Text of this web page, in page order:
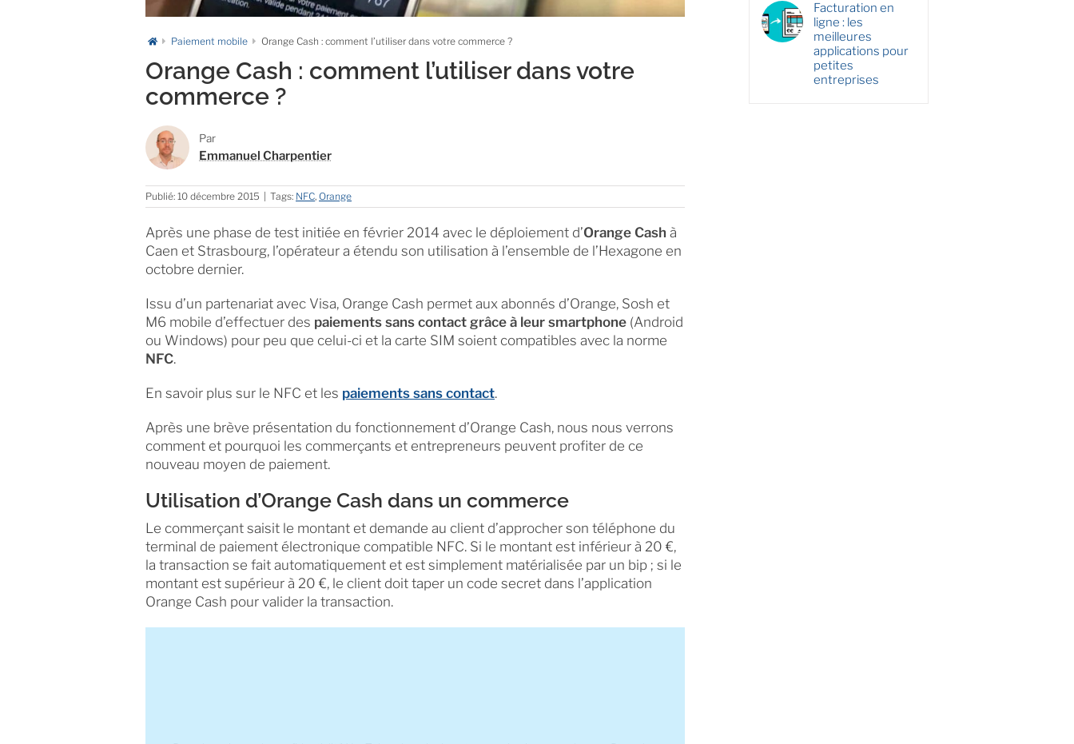
Paiement mobile Orange Cash : comment l’utiliser dans votre commerce ?
Orange Cash : comment l’utiliser dans votre
commerce ?
Par
Emmanuel Charpentier
Publié: 10 décembre 2015 Tags: NFC, Orange
Après une phase de test initiée en février 2014 avec le déploiement d’Orange Cash à
Caen et Strasbourg, l’opérateur a étendu son utilisation à l’ensemble de l’Hexagone en
octobre dernier.
Issu d’un partenariat avec Visa, Orange Cash permet aux abonnés d’Orange, Sosh et
M6 mobile d’effectuer des paiements sans contact grâce à leur smartphone (Android
ou Windows) pour peu que celui-ci et la carte SIM soient compatibles avec la norme
NFC.
En savoir plus sur le NFC et les paiements sans contact.
Après une brève présentation du fonctionnement d’Orange Cash, nous nous verrons
comment et pourquoi les commerçants et entrepreneurs peuvent profiter de ce
nouveau moyen de paiement.
Utilisation d’Orange Cash dans un commerce
Le commerçant saisit le montant et demande au client d’approcher son téléphone du
terminal de paiement électronique compatible NFC. Si le montant est inférieur à 20 €,
la transaction se fait automatiquement et est simplement matérialisée par un bip ; si le
montant est supérieur à 20 €, le client doit taper un code secret dans l’application
Orange Cash pour valider la transaction.
Facturation en
ligne : les
meilleures
applications pour
petites
entreprises